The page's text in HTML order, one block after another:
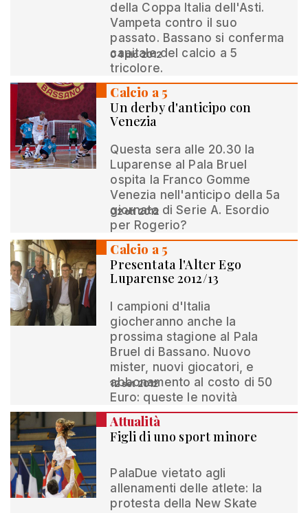
della Coppa Italia dell'Asti.
Vampeta contro il suo
passato. Bassano si conferma
capitale del calcio a 5
tricolore.
04 dic 2012
Calcio a 5
Un derby d'anticipo con
Venezia
Questa sera alle 20.30 la
Luparense al Pala Bruel
ospita la Franco Gomme
Venezia nell'anticipo della 5a
giornata di Serie A. Esordio
per Rogerio?
02 ott 2012
Calcio a 5
Presentata l'Alter Ego
Luparense 2012/13
I campioni d'Italia
giocheranno anche la
prossima stagione al Pala
Bruel di Bassano. Nuovo
mister, nuovi giocatori, e
abbonamento al costo di 50
Euro: queste le novità
12 set 2012
Attualità
Figli di uno sport minore
PalaDue vietato agli
allenamenti delle atlete: la
protesta della New Skate